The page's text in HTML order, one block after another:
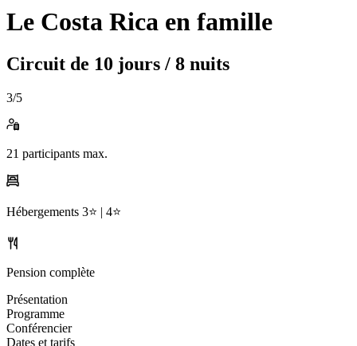
Le Costa Rica en famille
Circuit de 10 jours / 8 nuits
3/5
21 participants max.
Hébergements 3⭐️ | 4⭐️
Pension complète
Présentation
Programme
Conférencier
Dates et tarifs